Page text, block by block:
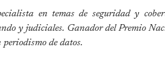
en temas de seguridad y
y judiciales. Ganador del Premio
de datos.